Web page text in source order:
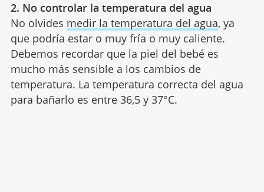
2. No controlar la temperatura del agua
No olvides medir la temperatura del agua, ya
que podría estar o muy fría o muy caliente.
Debemos recordar que la piel del bebé es
mucho más sensible a los cambios de
temperatura. La temperatura correcta del agua
para bañarlo es entre 36,5 y 37°C.